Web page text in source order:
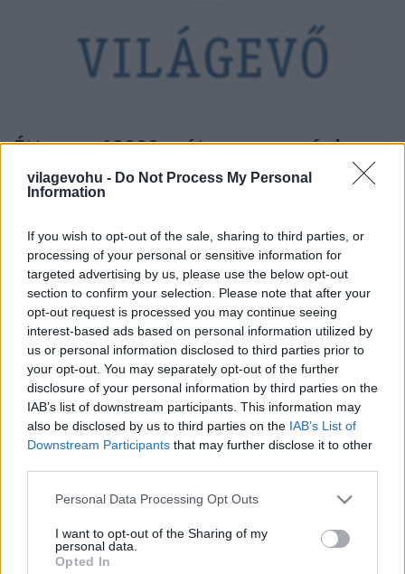
vilagevohu - Do Not Process My Personal
Information
If you wish to opt-out of the sale, sharing to third parties, or
processing of your personal or sensitive information for
targeted advertising by us, please use the below opt-out
section to confirm your selection. Please note that after your
opt-out request is processed you may continue seeing
interest-based ads based on personal information utilized by
us or personal information disclosed to third parties prior to
your opt-out. You may separately opt-out of the further
disclosure of your personal information by third parties on the
IAB’s list of downstream participants. This information may
also be disclosed by us to third parties on the IAB’s List of
Downstream Participants that may further disclose it to other
Please note that this website/app uses one or more Google
not limited to your visit or usage behaviour. You may click to
grant or deny consent to Google and its third-party tags to
use your data for below specified purposes in below Google
Personal Data Processing Opt Outs
I want to opt-out of the Sharing of my
personal data.
Opted In
Étterem 10000 méter magasságban
világevő•2012. szeptember 12.
toronyháza, aminek a legfelső szintjén egy
luxusétterem található majd, hanem az AirFrance
izgalmas szolgáltatása fogta meg a fantáziám. Az
élmény azért nyilván nem teljesen ugyanaz, mint egy
földi étteremben, de mégis jól…